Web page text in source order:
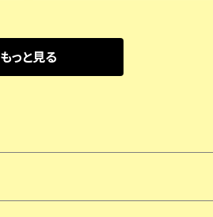
もっと見る